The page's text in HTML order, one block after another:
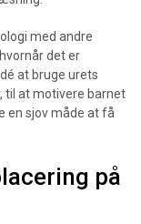
med andre
det er
at bruge urets
til at motivere barnet
en sjov måde at få
på